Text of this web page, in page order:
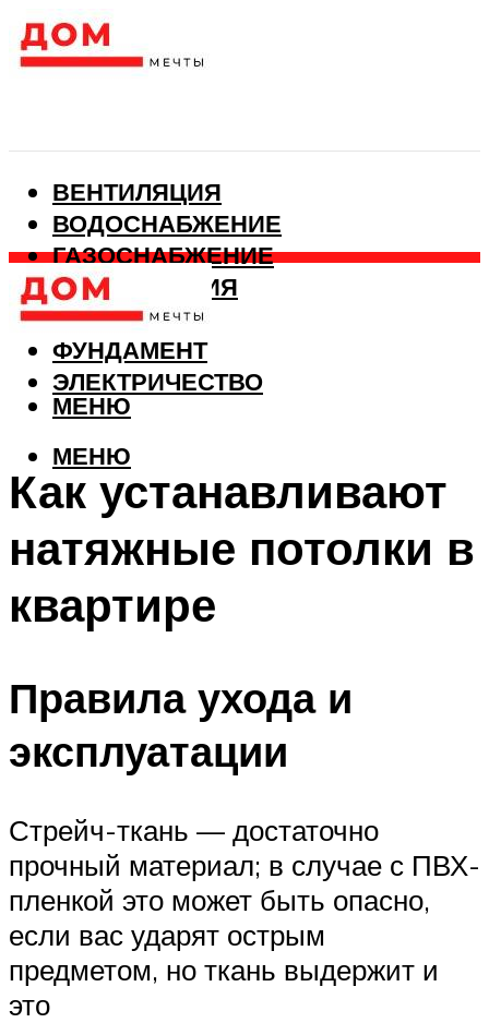
ВЕНТИЛЯЦИЯ
ВОДОСНАБЖЕНИЕ
ГАЗОСНАБЖЕНИЕ
КАНАЛИЗАЦИЯ
ОТОПЛЕНИЕ
ФУНДАМЕНТ
ЭЛЕКТРИЧЕСТВО
МЕНЮ
МЕНЮ
Как устанавливают
натяжные потолки в
квартире
Правила ухода и
эксплуатации
Стрейч-ткань — достаточно
прочный материал; в случае с ПВХ-
пленкой это может быть опасно,
если вас ударят острым
предметом, но ткань выдержит и
это